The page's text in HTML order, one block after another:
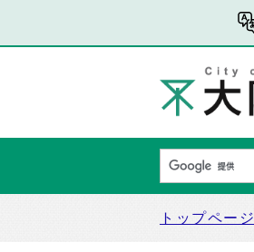
トップページ